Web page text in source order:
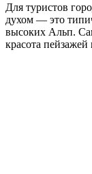
Для туристов
духом — это
высоких Альп.
красота